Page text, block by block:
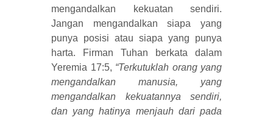
mengandalkan kekuatan sendiri.
Jangan mengandalkan siapa yang
punya posisi atau siapa yang punya
harta. Firman Tuhan berkata dalam
Yeremia 17:5, “Terkutuklah orang yang
mengandalkan manusia, yang
mengandalkan kekuatannya sendiri,
dan yang hatinya menjauh dari pada